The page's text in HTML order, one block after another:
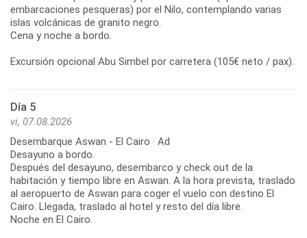
embarcaciones pesqueras) por el Nilo, contemplando varias
islas volcánicas de granito negro.
Cena y noche a bordo.
Excursión opcional Abu Simbel por carretera (105€ neto / pax).
Día 5
vi, 07.08.2026
Desembarque Aswan - El Cairo · Ad
Desayuno a bordo.
Después del desayuno, desembarco y check out de la
habitación y tiempo libre en Aswan. A la hora prevista, traslado
al aeropuerto de Aswan para coger el vuelo con destino El
Cairo. Llegada, traslado al hotel y resto del día libre.
Noche en El Cairo.